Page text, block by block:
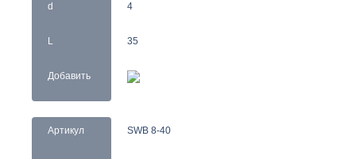
d
L
Добавить
4
35
Артикул SWB 8-40